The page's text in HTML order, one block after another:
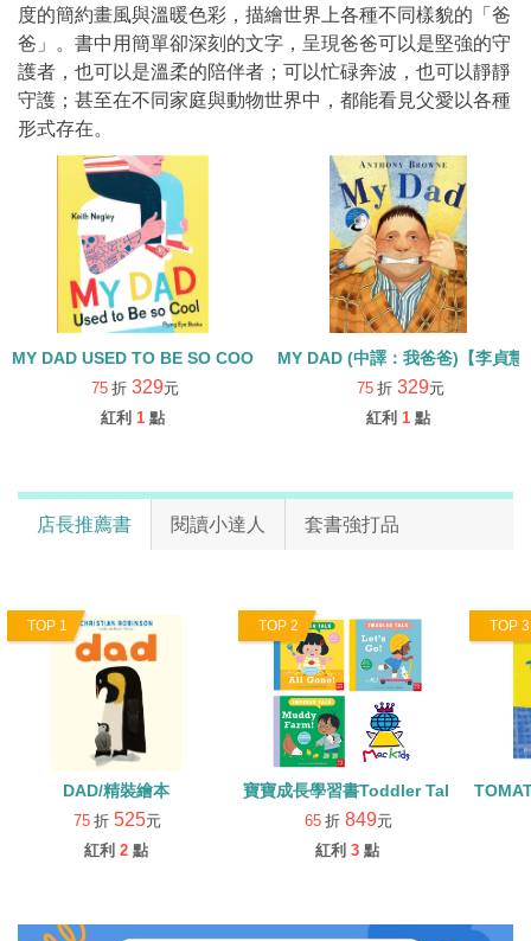
度的簡約畫風與溫暖色彩，描繪世界上各種不同樣貌的「爸
爸」。書中用簡單卻深刻的文字，呈現爸爸可以是堅強的守
護者，也可以是溫柔的陪伴者；可以忙碌奔波，也可以靜靜
守護；甚至在不同家庭與動物世界中，都能看見父愛以各種
形式存在。
MY DAD USED TO BE SO COOL
75 折 329元
紅利 1 點
MY DAD (中譯：我爸爸)【李貞慧
75 折 329元
紅利 1 點
店長推薦書 閱讀小達人 套書強打品
TOP 1
DAD/精裝繪本
75 折 525元
紅利 2 點
TOP 2
寶寶成長學習書Toddler Talk 系列3書
65 折 849元
紅利 3 點
TOP 3